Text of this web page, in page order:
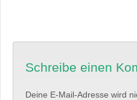
Schreibe einen
Deine E-Mail-Adresse wird